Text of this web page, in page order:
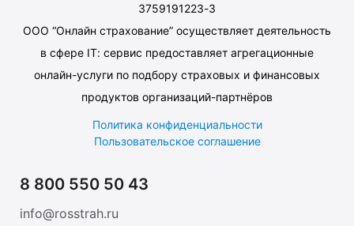
3759191223-3
ООО “Онлайн страхование” осуществляет деятельность
в сфере IT: сервис предоставляет агрегационные
онлайн-услуги по подбору страховых и финансовых
продуктов организаций-партнёров
Политика конфиденциальности
Пользовательское соглашение
8 800 550 50 43
info@rosstrah.ru